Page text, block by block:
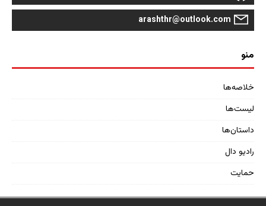
arashthr@outlook.com
منو
خلاصه‌ها
لیست‌ها
داستان‌ها
رادیو دال
حمایت